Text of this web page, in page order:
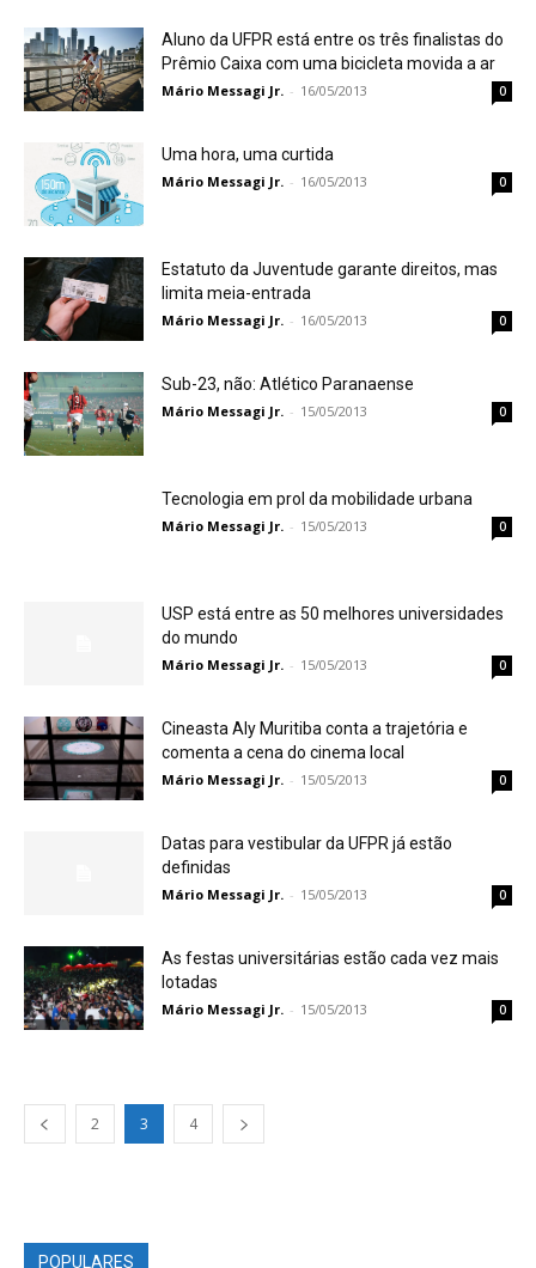
Aluno da UFPR está entre os três finalistas do
Prêmio Caixa com uma bicicleta movida a ar
Mário Messagi Jr. - 16/05/2013 0
Uma hora, uma curtida
Mário Messagi Jr. - 16/05/2013 0
Estatuto da Juventude garante direitos, mas
limita meia-entrada
Mário Messagi Jr. - 16/05/2013 0
Sub-23, não: Atlético Paranaense
Mário Messagi Jr. - 15/05/2013 0
Tecnologia em prol da mobilidade urbana
Mário Messagi Jr. - 15/05/2013 0
USP está entre as 50 melhores universidades
do mundo
Mário Messagi Jr. - 15/05/2013 0
Cineasta Aly Muritiba conta a trajetória e
comenta a cena do cinema local
Mário Messagi Jr. - 15/05/2013 0
Datas para vestibular da UFPR já estão
definidas
Mário Messagi Jr. - 15/05/2013 0
As festas universitárias estão cada vez mais
lotadas
Mário Messagi Jr. - 15/05/2013 0
2 3 4
POPULARES